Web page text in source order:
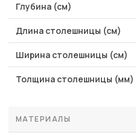
Глубина (см)
Длина столешницы (см)
Ширина столешницы (см)
Толщина столешницы (мм)
МАТЕРИАЛЫ